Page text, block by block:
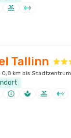
Tallinn
0,8 km bis Stadtzentrum